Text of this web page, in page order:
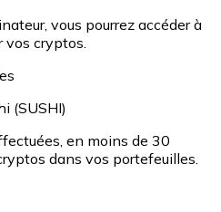
vous pourrez accéder à
cryptos.
(SUSHI)
en moins de 30
dans vos portefeuilles.